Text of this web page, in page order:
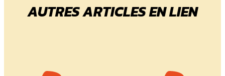
AUTRES ARTICLES EN LIEN